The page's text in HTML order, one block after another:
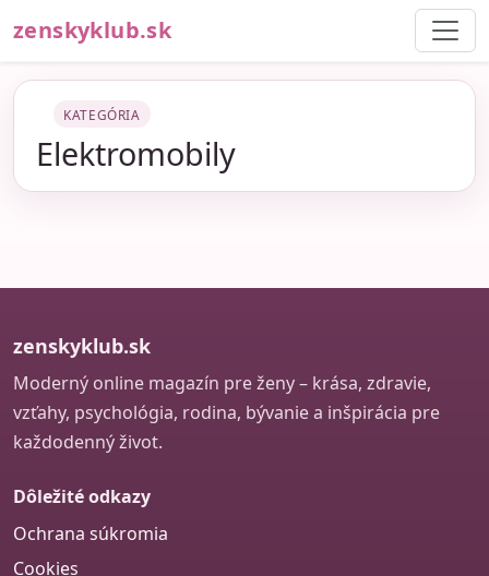
zenskyklub.sk
KATEGÓRIA
Elektromobily
zenskyklub.sk
Moderný online magazín pre ženy – krása, zdravie,
vzťahy, psychológia, rodina, bývanie a inšpirácia pre
každodenný život.
Dôležité odkazy
Ochrana súkromia
Cookies